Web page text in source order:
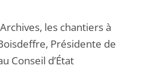
les chantiers à
Présidente de
Conseil d’État